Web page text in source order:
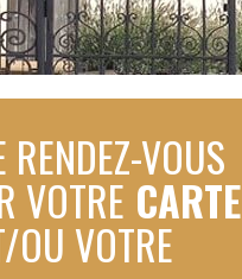
RENDEZ-VOUS
VOTRE CARTE
OU VOTRE